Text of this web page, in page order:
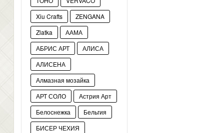
Xiu Crafts
ZENGANA
Zlatka
ААМА
АБРИС АРТ
АЛИСА
АЛИСЕНА
Алмазная мозайка
АРТ СОЛО
Астрия Арт
Белоснежка
Бельгия
БИСЕР ЧЕХИЯ